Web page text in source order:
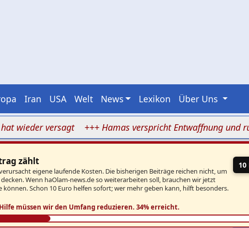
Iran USA Welt News Lexikon Über Uns
versagt +++ Hamas verspricht Entwaffnung und ruft
zählt
eigene laufende Kosten. Die bisherigen Beiträge reichen nicht, um
Wenn haOlam-news.de so weiterarbeiten soll, brauchen wir jetzt
können. Schon 10 Euro helfen sofort; wer mehr geben kann, hilft besonders.
10
müssen wir den Umfang reduzieren. 34% erreicht.